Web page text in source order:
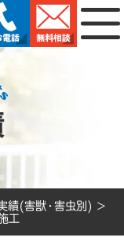
績(害獣・害虫別) >
工